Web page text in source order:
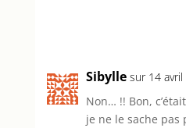
Sibylle sur 14
Non… !! Bon,
je ne le sache pas